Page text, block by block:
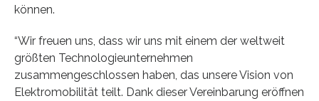
können.
“Wir freuen uns, dass wir uns mit einem der weltweit
größten Technologieunternehmen
zusammengeschlossen haben, das unsere Vision von
Elektromobilität teilt. Dank dieser Vereinbarung eröffnen